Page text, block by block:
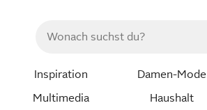
Inspiration Damen-Mode
Multimedia
Haushalt